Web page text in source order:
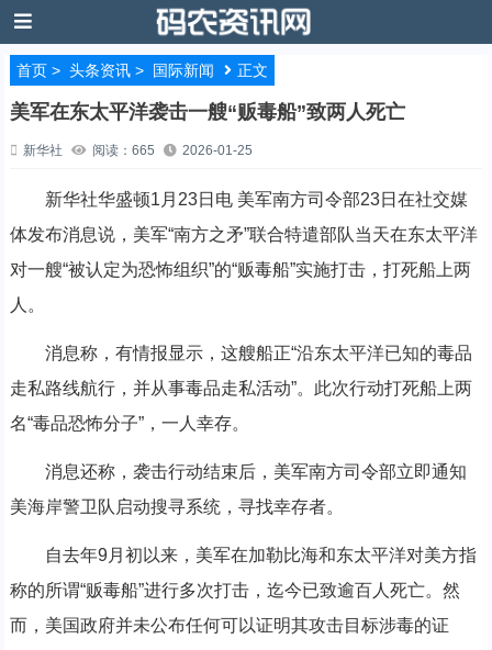
首页> 头条资讯> 国际新闻 正文
美军在东太平洋袭击一艘“贩毒船”致两人死亡
新华社 阅读：665 2026-01-25
新华社华盛顿1月23日电 美军南方司令部23日在社交媒
体发布消息说，美军“南方之矛”联合特遣部队当天在东太平洋
对一艘“被认定为恐怖组织”的“贩毒船”实施打击，打死船上两
人。
消息称，有情报显示，这艘船正“沿东太平洋已知的毒品
走私路线航行，并从事毒品走私活动”。此次行动打死船上两
名“毒品恐怖分子”，一人幸存。
消息还称，袭击行动结束后，美军南方司令部立即通知
美海岸警卫队启动搜寻系统，寻找幸存者。
自去年9月初以来，美军在加勒比海和东太平洋对美方指
称的所谓“贩毒船”进行多次打击，迄今已致逾百人死亡。然
而，美国政府并未公布任何可以证明其攻击目标涉毒的证